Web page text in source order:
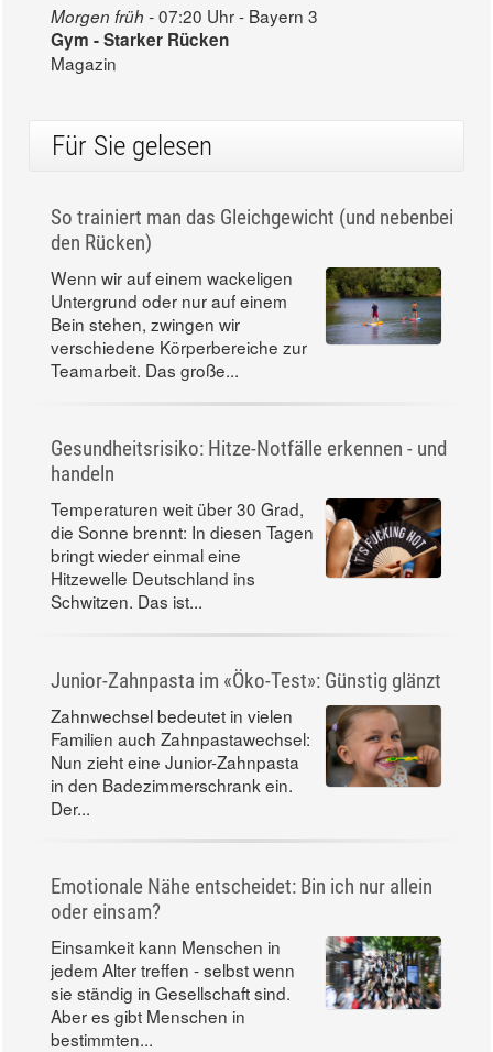
Morgen früh -07:20 Uhr - Bayern 3
Gym - Starker Rücken
Magazin
Für Sie gelesen
So trainiert man das Gleichgewicht (und nebenbei
den Rücken)
Wenn wir auf einem wackeligen
Untergrund oder nur auf einem
Bein stehen, zwingen wir
verschiedene Körperbereiche zur
Teamarbeit. Das große...
Gesundheitsrisiko: Hitze-Notfälle erkennen - und
handeln
Temperaturen weit über 30 Grad,
die Sonne brennt: In diesen Tagen
bringt wieder einmal eine
Hitzewelle Deutschland ins
Schwitzen. Das ist...
Junior-Zahnpasta im «Öko-Test»: Günstig glänzt
Zahnwechsel bedeutet in vielen
Familien auch Zahnpastawechsel:
Nun zieht eine Junior-Zahnpasta
in den Badezimmerschrank ein.
Der...
Emotionale Nähe entscheidet: Bin ich nur allein
oder einsam?
Einsamkeit kann Menschen in
jedem Alter treffen - selbst wenn
sie ständig in Gesellschaft sind.
Aber es gibt Menschen in
bestimmten...